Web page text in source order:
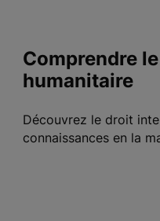
Comprendre
humanitaire
Découvrez le droit
connaissances en la